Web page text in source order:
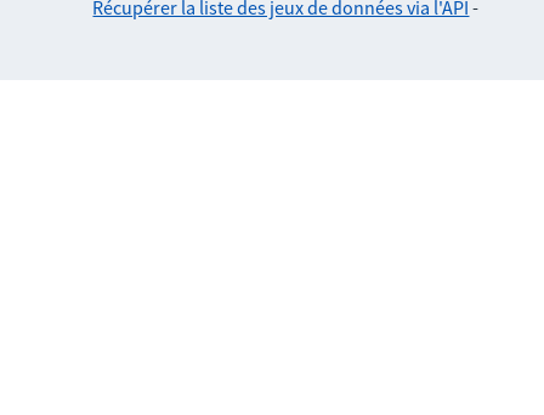
Récupérer la liste des jeux de données via l'API -